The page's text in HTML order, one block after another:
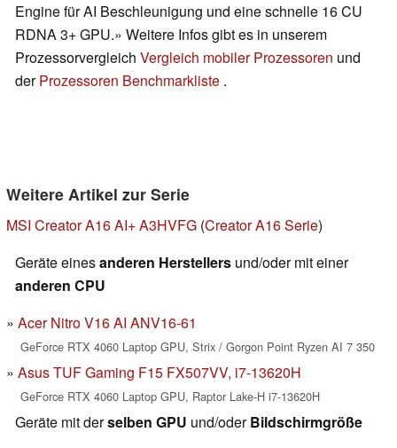
Engine für AI Beschleunigung und eine schnelle 16 CU
RDNA 3+ GPU.» Weitere Infos gibt es in unserem
Prozessorvergleich Vergleich mobiler Prozessoren und
derProzessoren Benchmarkliste .
Weitere Artikel zur Serie
MSI Creator A16 AI+ A3HVFG (Creator A16 Serie)
Geräte einesanderen Herstellers und/oder mit einer
anderen CPU
Acer Nitro V16 AI ANV16-61
GeForce RTX 4060 Laptop GPU, Strix / Gorgon Point Ryzen AI 7 350
Asus TUF Gaming F15 FX507VV, i7-13620H
GeForce RTX 4060 Laptop GPU, Raptor Lake-H i7-13620H
Geräte mit derselben GPU und/oderBildschirmgröße